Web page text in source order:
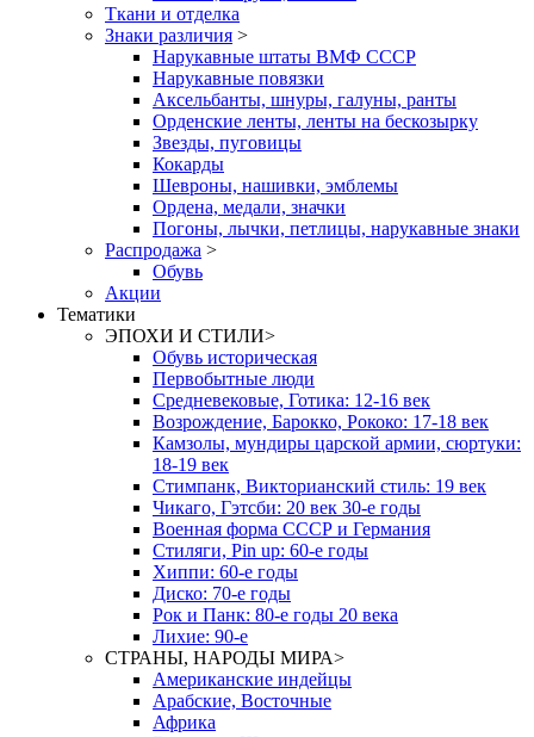
Ткани и отделка
Знаки различия >
Нарукавные штаты ВМФ СССР
Нарукавные повязки
Аксельбанты, шнуры, галуны, ранты
Орденские ленты, ленты на бескозырку
Звезды, пуговицы
Кокарды
Шевроны, нашивки, эмблемы
Ордена, медали, значки
Погоны, лычки, петлицы, нарукавные знаки
Распродажа >
Обувь
Акции
Тематики
ЭПОХИ И СТИЛИ>
Обувь историческая
Первобытные люди
Средневековые, Готика: 12-16 век
Возрождение, Барокко, Рококо: 17-18 век
Камзолы, мундиры царской армии, сюртуки:
18-19 век
Стимпанк, Викторианский стиль: 19 век
Чикаго, Гэтсби: 20 век 30-е годы
Военная форма СССР и Германия
Стиляги, Pin up: 60-е годы
Хиппи: 60-е годы
Диско: 70-е годы
Рок и Панк: 80-е годы 20 века
Лихие: 90-е
СТРАНЫ, НАРОДЫ МИРА>
Американские индейцы
Арабские, Восточные
Африка